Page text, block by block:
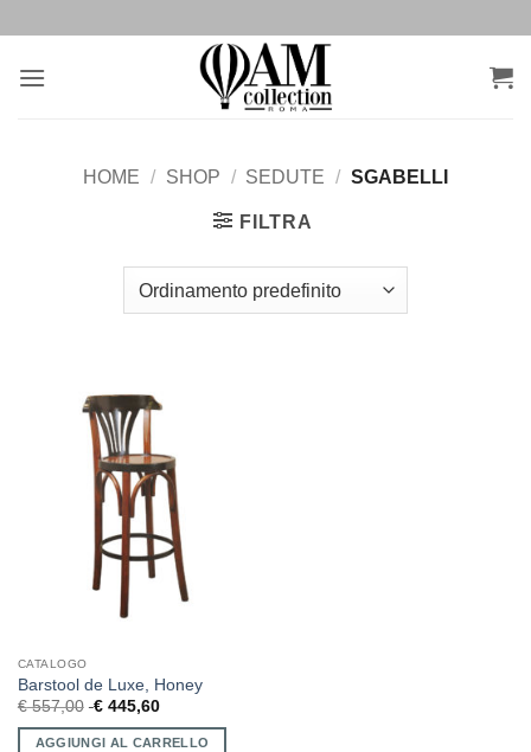
contenuti
HOME / SHOP / SEDUTE / SGABELLI
FILTRA
CATALOGO
Barstool de Luxe, Honey
€557,00 €445,60
AGGIUNGI AL CARRELLO